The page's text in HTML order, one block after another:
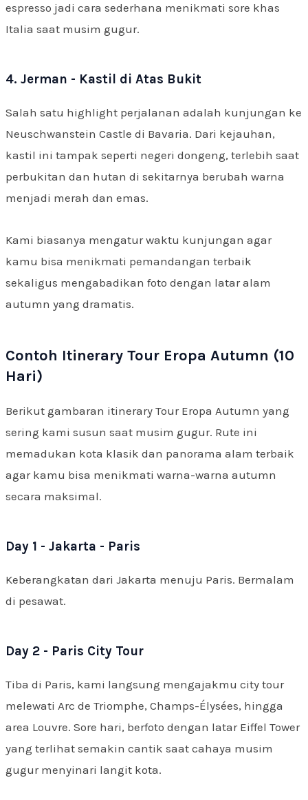
espresso jadi cara sederhana menikmati sore khas
Italia saat musim gugur.
4. Jerman - Kastil di Atas Bukit
Salah satu highlight perjalanan adalah kunjungan ke
Neuschwanstein Castle di Bavaria. Dari kejauhan,
kastil ini tampak seperti negeri dongeng, terlebih saat
perbukitan dan hutan di sekitarnya berubah warna
menjadi merah dan emas.
Kami biasanya mengatur waktu kunjungan agar
kamu bisa menikmati pemandangan terbaik
sekaligus mengabadikan foto dengan latar alam
autumn yang dramatis.
Contoh Itinerary Tour Eropa Autumn (10
Hari)
Berikut gambaran itinerary Tour Eropa Autumn yang
sering kami susun saat musim gugur. Rute ini
memadukan kota klasik dan panorama alam terbaik
agar kamu bisa menikmati warna-warna autumn
secara maksimal.
Day 1 - Jakarta - Paris
Keberangkatan dari Jakarta menuju Paris. Bermalam
di pesawat.
Day 2 - Paris City Tour
Tiba di Paris, kami langsung mengajakmu city tour
melewati Arc de Triomphe, Champs-Élysées, hingga
area Louvre. Sore hari, berfoto dengan latar Eiffel Tower
yang terlihat semakin cantik saat cahaya musim
gugur menyinari langit kota.